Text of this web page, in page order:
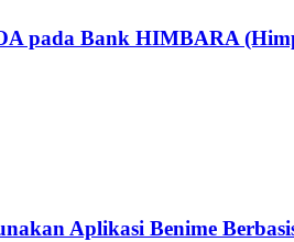
pada Bank HIMBARA
Aplikasi Benime